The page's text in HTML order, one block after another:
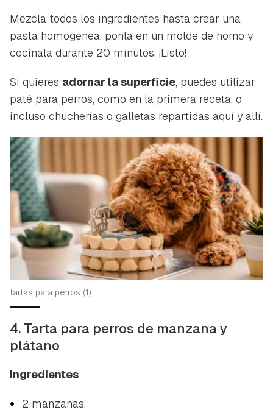
Mezcla todos los ingredientes hasta crear una
pasta homogénea, ponla en un molde de horno y
cocínala durante 20 minutos. ¡Listo!
Si quieres adornar la superficie, puedes utilizar
paté para perros, como en la primera receta, o
incluso chucherías o galletas repartidas aquí y allí.
tartas para perros (1)
4. Tarta para perros de manzana y
plátano
Ingredientes
2 manzanas.